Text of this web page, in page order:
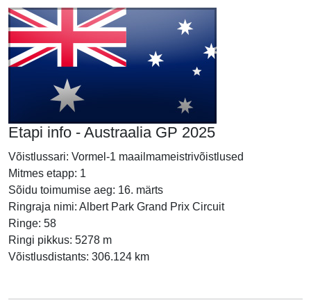
Etapi info - Austraalia GP 2025
Võistlussari: Vormel-1 maailmameistrivõistlused
Mitmes etapp: 1
Sõidu toimumise aeg: 16. märts
Ringraja nimi: Albert Park Grand Prix Circuit
Ringe: 58
Ringi pikkus: 5278 m
Võistlusdistants: 306.124 km